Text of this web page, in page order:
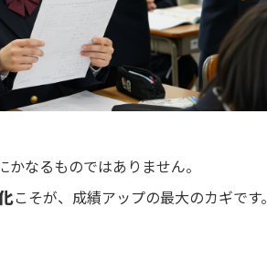
なるものではありません。
こそが、成績アップの最大のカギです。